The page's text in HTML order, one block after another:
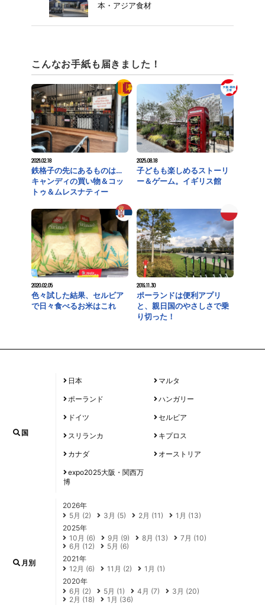
本・アジア食材
こんなお手紙も届きました！
2026.02.18
鉄格子の先にあるものは…
キャンディの買い物＆コッ
トゥ＆ムレスナティー
2025.08.18
子どもも楽しめるストーリ
ー＆ゲーム。イギリス館
2020.02.05
色々試した結果、セルビア
で日々食べるお米はこれ
2019.11.30
ポーランドは便利アプリ
と、親日国のやさしさで乗
り切った！
国
日本 マルタ
ポーランド ハンガリー
ドイツ セルビア
スリランカ キプロス
カナダ オーストリア
expo2025大阪・関西万
博
月別
2026年
5月 (2)
3月 (5) 2月 (11)
1月 (13)
2025年
10月 (6)
9月 (9) 8月 (13)
7月 (10)
6月 (12)
5月 (6)
2021年
12月 (6)
11月 (2)
1月 (1)
2020年
6月 (2)
5月 (1) 4月 (7)
3月 (20)
2月 (18)
1月 (36)